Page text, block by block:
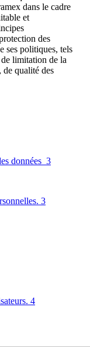
dans le cadre
et
des
ses politiques, tels
limitation de la
de qualité des
données 3
3
4